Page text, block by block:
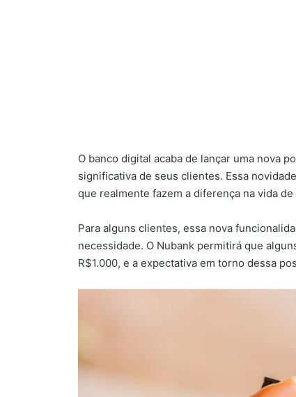
O banco digital acaba de lançar uma nova
significativa de seus clientes. Essa
que realmente fazem a diferença na vida
Para alguns clientes, essa nova
necessidade. O Nubank permitirá que
R$1.000, e a expectativa em torno dessa